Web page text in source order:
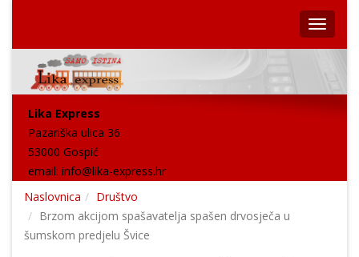
Lika Express
Pazariška ulica 36
53000 Gospić
email: info@lika-express.hr
Naslovnica
Društvo
Brzom akcijom spašavatelja spašen drvosječa u
šumskom predjelu Švice